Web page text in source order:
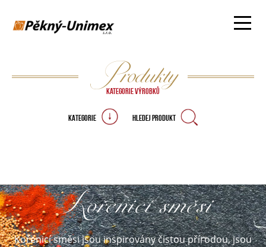
Produkty
Kategorie výrobků
KATEGORIE HLEDEJ PRODUKT
Kořenicí směsi
Kořenicí směsi jsou inspirovány čistou přírodou, jsou